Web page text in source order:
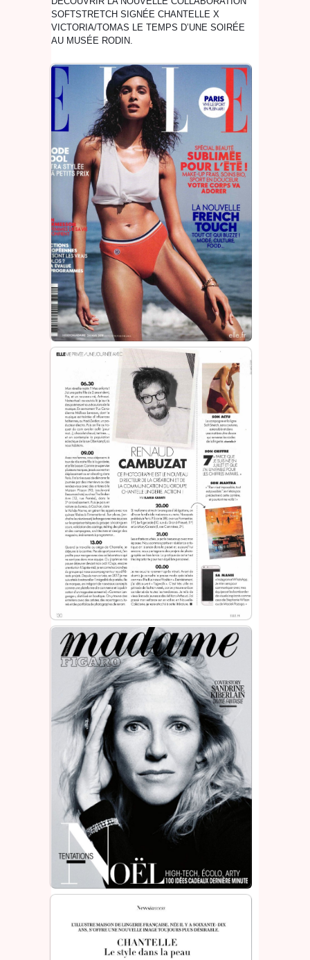
SOFTSTRETCH SIGNÉE CHANTELLE X
VICTORIA/TOMAS LE TEMPS D’UNE SOIRÉE
AU MUSÉE RODIN.